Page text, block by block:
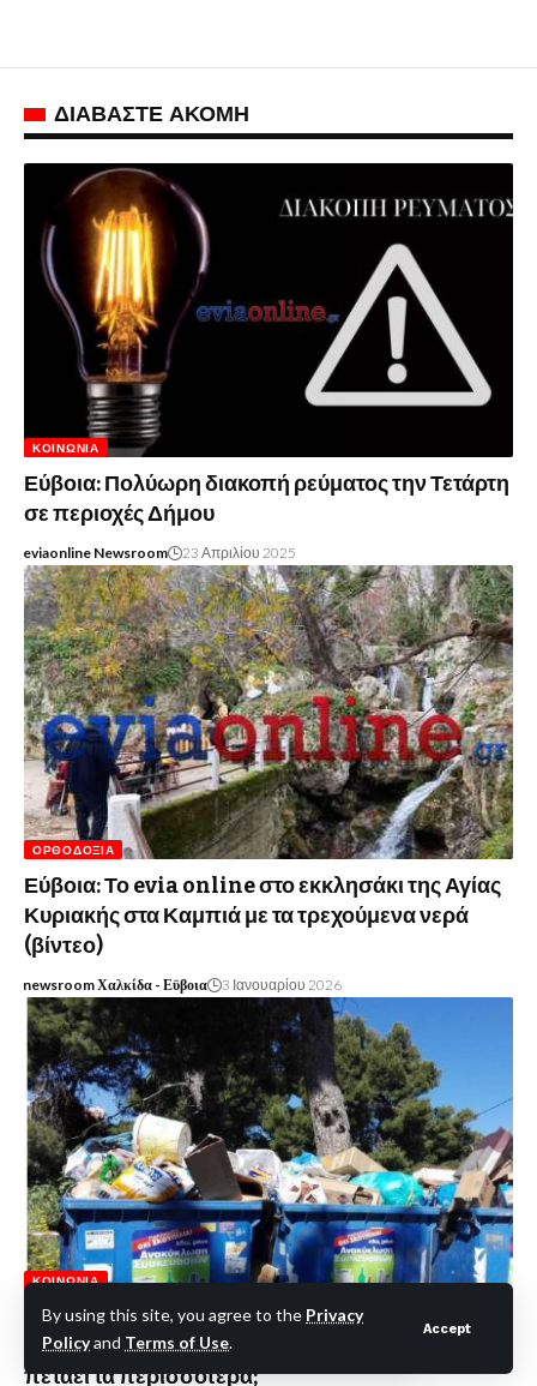
By using this site, you agree to the Privacy
Policyand Terms of Use.
Accept
ΔΙΑΒΑΣΤΕ ΑΚΟΜΗ
ΚΟΙΝΩΝΊΑ
Εύβοια: Πολύωρη διακοπή ρεύματος την Τετάρτη
σε περιοχές Δήμου
eviaonline Newsroom 23 Απριλίου 2025
ΟΡΘΟΔΟΞΊΑ
Εύβοια: Το evia online στο εκκλησάκι της Αγίας
Κυριακής στα Καμπιά με τα τρεχούμενα νερά
(βίντεο)
newsroom Χαλκίδα - Εϋβοια 3 Ιανουαρίου 2026
ΚΟΙΝΩΝΊΑ
Εύβοια: (Πίνακας) Αναλυτικά η παραγωγή
απορριμμάτων ανά κάτοικο και ανά δήμο Ποιος
πετάει τα περισσότερα;